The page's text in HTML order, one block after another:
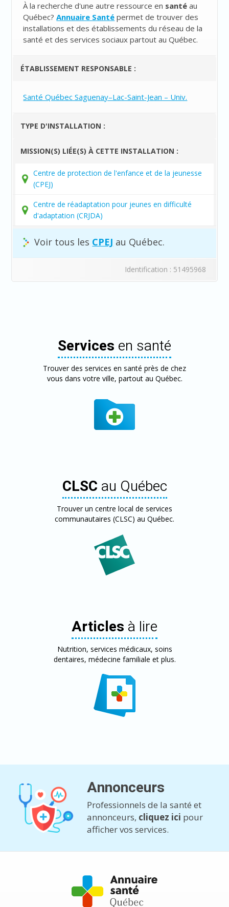
À la recherche d'une autre ressource en santé au
Québec?Annuaire Santé permet de trouver des
installations et des établissements du réseau de la
santé et des services sociaux partout au Québec.
ÉTABLISSEMENT RESPONSABLE :
Santé Québec Saguenay–Lac-Saint-Jean – Univ.
TYPE D'INSTALLATION :
MISSION(S) LIÉE(S) À CETTE INSTALLATION :
Centre de protection de l'enfance et de la jeunesse
(CPEJ)
Centre de réadaptation pour jeunes en difficulté
d'adaptation (CRJDA)
Voir tous les CPEJ au Québec.
Identification : 51495968
Services en santé
Trouver des services en santé près de chez
vous dans votre ville, partout au Québec.
CLSC au Québec
Trouver un centre local de services
communautaires (CLSC) au Québec.
Articles à lire
Nutrition, services médicaux, soins
dentaires, médecine familiale et plus.
Annonceurs
Professionnels de la santé et
annonceurs, cliquez ici pour
afficher vos services.